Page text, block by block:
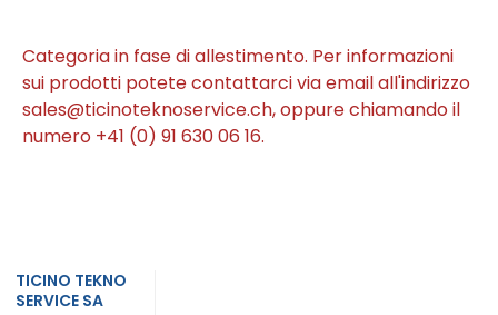
Categoria in fase di allestimento. Per informazioni
sui prodotti potete contattarci via email all'indirizzo
sales@ticinoteknoservice.ch, oppure chiamando il
numero +41 (0) 91 630 06 16.
TICINO TEKNO
SERVICE SA